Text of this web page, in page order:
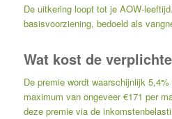
De uitkering loopt tot je AOW-
basisvoorziening, bedoeld als
Wat kost de
De premie wordt waarschijnlijk
maximum van ongeveer €171 per
deze premie via de